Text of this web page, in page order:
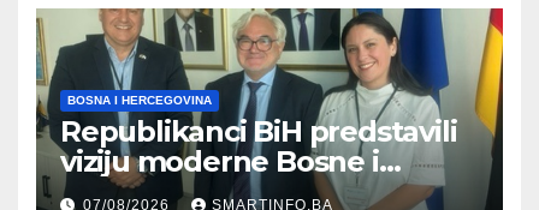
BOSNA I HERCEGOVINA
Republikanci BiH predstavili
viziju moderne Bosne i
Hercegovine ambasadoru
07/08/2026 SMARTINFO.BA